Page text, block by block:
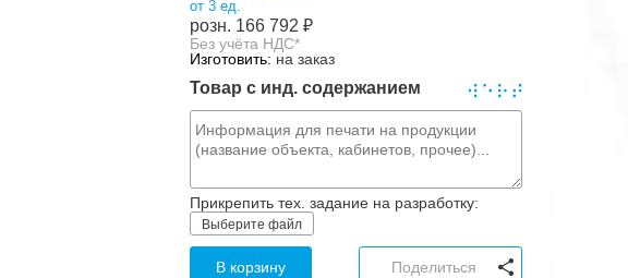
от 3 ед.
розн. 166 792 ₽
Без учёта НДС*
Изготовить: на заказ
Товар с инд. содержанием
Прикрепить тех. задание на разработку:
Выберите файл
В корзину Поделиться